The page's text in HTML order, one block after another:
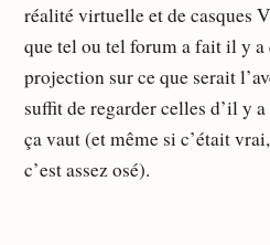
réalité virtuelle et de casques
que tel ou tel forum a fait il y a
projection sur ce que serait
suffit de regarder celles d’il y
ça vaut (et même si c’était
c’est assez osé).